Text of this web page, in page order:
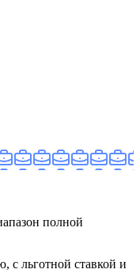
полной
с льготной ставкой и